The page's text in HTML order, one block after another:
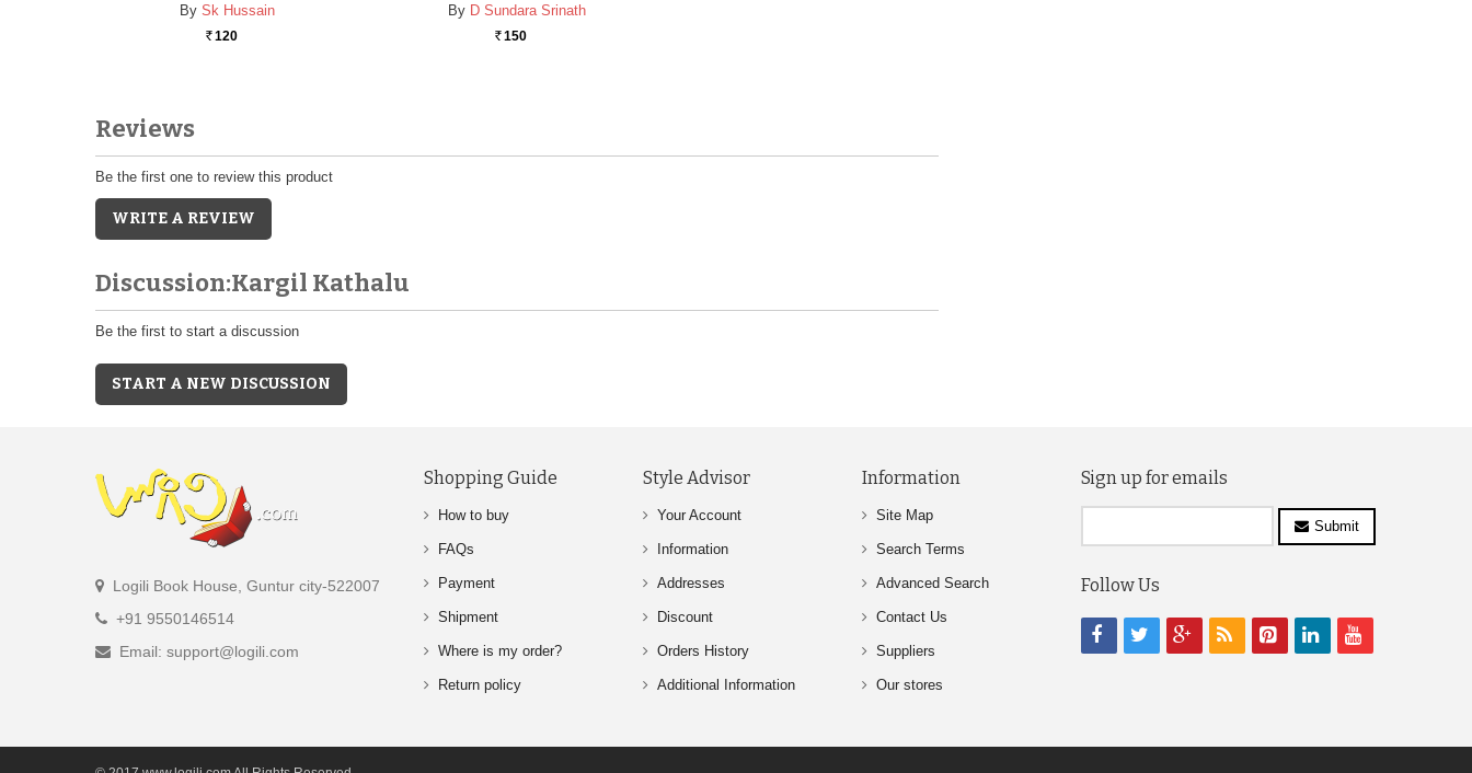
By Sk Hussain
Rs. 120
By D Sundara Srinath
Rs. 150
Reviews
Be the first one to review this product
WRITE A REVIEW
Discussion:Kargil Kathalu
Be the first to start a discussion
START A NEW DISCUSSION
Logili Book House, Guntur city-522007
+91 9550146514
Email: support@logili.com
Shopping Guide
How to buy
FAQs
Payment
Shipment
Where is my order?
Return policy
Style Advisor
Your Account
Information
Addresses
Discount
Orders History
Additional Information
Information
Site Map
Search Terms
Advanced Search
Contact Us
Suppliers
Our stores
Sign up for emails
Submit
Follow Us